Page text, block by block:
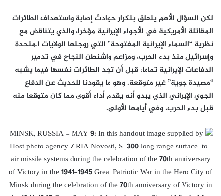
لكن السؤال الأهم يتعلق بتكرار حوادث إصابة واستهداف الطائرات
المقاتلة الأمريكية في الأجواء الإيرانية مؤخرا، والذي يتناقض مع
نظرية “السماء الإيرانية المفتوحة” التي روجتها الولايات المتحدة
وإسرائيل منذ بدء الحرب، ومزاعم واشنطن النجاح في تدمير
الدفاعات الإيرانية تماما، قبل أن تجد الطائرات نفسها فيما يشبه
“مصيدة جوية” غير متوقعة. وهو ما يقودنا للحديث عن الدفاع
الجوي الإيراني الذي يبدو أنه يقدم أداء أقوى مما كان متوقعا منه
قبل بدء الحرب، وفي أيامها الأولى.